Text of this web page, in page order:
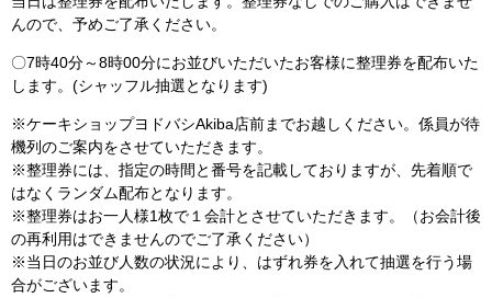
んので、予めご了承ください。
〇7時40分～8時00分にお並びいただいたお客様に整理券を配布いた
します。(シャッフル抽選となります)
※ケーキショップヨドバシAkiba店前までお越しください。係員が待
機列のご案内をさせていただきます。
※整理券には、指定の時間と番号を記載しておりますが、先着順で
はなくランダム配布となります。
※整理券はお一人様1枚で１会計とさせていただきます。（お会計後
の再利用はできませんのでご了承ください）
※当日のお並び人数の状況により、はずれ券を入れて抽選を行う場
合がございます。